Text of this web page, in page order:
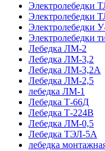
Электролебедки
Электролебедки
Электролебедки
Электролебедки
Лебедка ЛМ-2
Лебедка ЛМ-3,2
Лебедка ЛМ-3,2А
Лебедка ЛМ-2,5
лебедка ЛМ-1
Лебедка Т-66Д
Лебедка Т-224В
Лебедка ЛМ-0,5
Лебедка ТЭЛ-5А
лебедка